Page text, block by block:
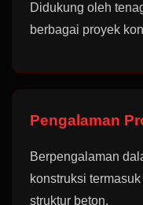
Didukung oleh
berbagai proyek
Pengalaman
Berpengalaman
konstruksi
struktur beton.